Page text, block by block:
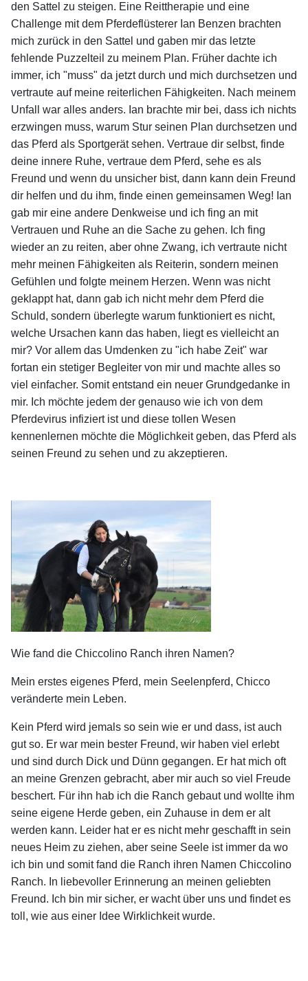
den Sattel zu steigen. Eine Reittherapie und eine
Challenge mit dem Pferdeflüsterer Ian Benzen brachten
mich zurück in den Sattel und gaben mir das letzte
fehlende Puzzelteil zu meinem Plan. Früher dachte ich
immer, ich "muss" da jetzt durch und mich durchsetzen und
vertraute auf meine reiterlichen Fähigkeiten. Nach meinem
Unfall war alles anders. Ian brachte mir bei, dass ich nichts
erzwingen muss, warum Stur seinen Plan durchsetzen und
das Pferd als Sportgerät sehen. Vertraue dir selbst, finde
deine innere Ruhe, vertraue dem Pferd, sehe es als
Freund und wenn du unsicher bist, dann kann dein Freund
dir helfen und du ihm, finde einen gemeinsamen Weg! Ian
gab mir eine andere Denkweise und ich fing an mit
Vertrauen und Ruhe an die Sache zu gehen. Ich fing
wieder an zu reiten, aber ohne Zwang, ich vertraute nicht
mehr meinen Fähigkeiten als Reiterin, sondern meinen
Gefühlen und folgte meinem Herzen. Wenn was nicht
geklappt hat, dann gab ich nicht mehr dem Pferd die
Schuld, sondern überlegte warum funktioniert es nicht,
welche Ursachen kann das haben, liegt es vielleicht an
mir? Vor allem das Umdenken zu "ich habe Zeit" war
fortan ein stetiger Begleiter von mir und machte alles so
viel einfacher. Somit entstand ein neuer Grundgedanke in
mir. Ich möchte jedem der genauso wie ich von dem
Pferdevirus infiziert ist und diese tollen Wesen
kennenlernen möchte die Möglichkeit geben, das Pferd als
seinen Freund zu sehen und zu akzeptieren.
Wie fand die Chiccolino Ranch ihren Namen?
Mein erstes eigenes Pferd, mein Seelenpferd, Chicco
veränderte mein Leben.
Kein Pferd wird jemals so sein wie er und dass, ist auch
gut so. Er war mein bester Freund, wir haben viel erlebt
und sind durch Dick und Dünn gegangen. Er hat mich oft
an meine Grenzen gebracht, aber mir auch so viel Freude
beschert. Für ihn hab ich die Ranch gebaut und wollte ihm
seine eigene Herde geben, ein Zuhause in dem er alt
werden kann. Leider hat er es nicht mehr geschafft in sein
neues Heim zu ziehen, aber seine Seele ist immer da wo
ich bin und somit fand die Ranch ihren Namen Chiccolino
Ranch. In liebevoller Erinnerung an meinen geliebten
Freund. Ich bin mir sicher, er wacht über uns und findet es
toll, wie aus einer Idee Wirklichkeit wurde.